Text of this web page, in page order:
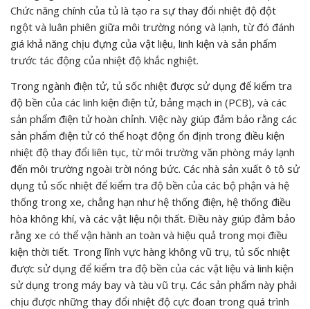
Chức năng chính của tủ là tạo ra sự thay đổi nhiệt độ đột
ngột và luân phiên giữa môi trường nóng và lạnh, từ đó đánh
giá khả năng chịu đựng của vật liệu, linh kiện và sản phẩm
trước tác động của nhiệt độ khắc nghiệt.
Trong ngành điện tử, tủ sốc nhiệt được sử dụng để kiểm tra
độ bền của các linh kiện điện tử, bảng mạch in (PCB), và các
sản phẩm điện tử hoàn chỉnh. Việc này giúp đảm bảo rằng các
sản phẩm điện tử có thể hoạt động ổn định trong điều kiện
nhiệt độ thay đổi liên tục, từ môi trường văn phòng máy lạnh
đến môi trường ngoài trời nóng bức. Các nhà sản xuất ô tô sử
dụng tủ sốc nhiệt để kiểm tra độ bền của các bộ phận và hệ
thống trong xe, chẳng hạn như hệ thống điện, hệ thống điều
hòa không khí, và các vật liệu nội thất. Điều này giúp đảm bảo
rằng xe có thể vận hành an toàn và hiệu quả trong mọi điều
kiện thời tiết. Trong lĩnh vực hàng không vũ trụ, tủ sốc nhiệt
được sử dụng để kiểm tra độ bền của các vật liệu và linh kiện
sử dụng trong máy bay và tàu vũ trụ. Các sản phẩm này phải
chịu được những thay đổi nhiệt độ cực đoan trong quá trình